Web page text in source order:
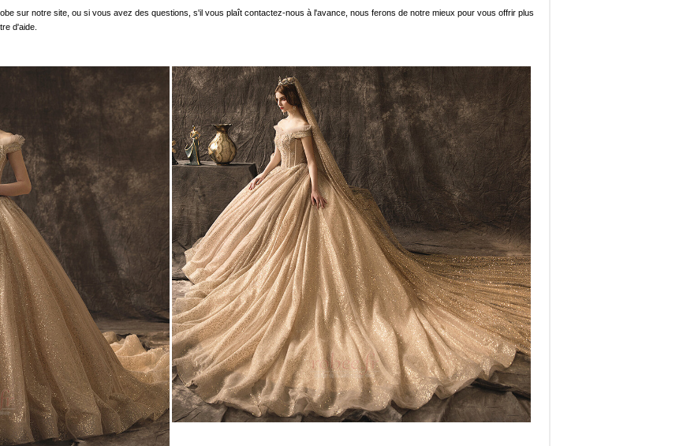
sur notre site, ou si vous avez des questions, s'il vous plaît contactez-nous à l'avance, nous ferons de notre mieux pour vous offrir plus
d'aide.